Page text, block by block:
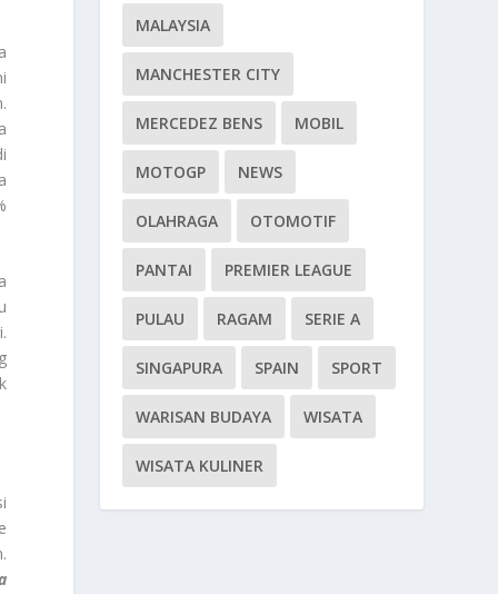
MALAYSIA
MANCHESTER CITY
MERCEDEZ BENS MOBIL
MOTOGP NEWS
OLAHRAGA OTOMOTIF
PANTAI PREMIER LEAGUE
PULAU RAGAM SERIE A
SINGAPURA SPAIN SPORT
WARISAN BUDAYA WISATA
WISATA KULINER